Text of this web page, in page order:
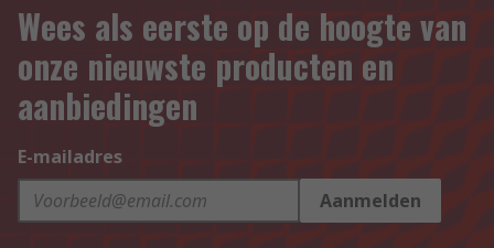
Wees als eerste op de hoogte van
onze nieuwste producten en
aanbiedingen
E-mailadres
Aanmelden